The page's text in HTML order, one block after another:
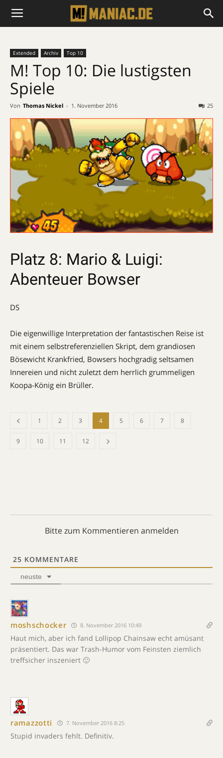
Extended Archiv Top 10
M! Top 10: Die lustigsten
Spiele
Von Thomas Nickel - 1. November 2016 25
Platz 8: Mario & Luigi:
Abenteuer Bowser
DS
Die eigenwillige Interpretation der fantastischen Reise ist
mit einem selbstreferenziellen Skript, dem grandiosen
Bösewicht Krankfried, Bowsers hochgradig seltsamen
Innereien und nicht zuletzt dem herrlich grummeligen
Koopa-König ein Brüller.
1 2 3 4 5 6 7 8
9 10 11 12
Bitte zum Kommentieren anmelden
25 KOMMENTARE
neuste
moshschocker 8. November 2016 10:49
Haut mich, aber ich fand Lollipop Chainsaw echt amüsant
präsentiert. Das war Trash-Humor vom Feinsten ziemlich
treffsicher inszeniert 🙂
ramazzotti 7. November 2016 8:25
Stupid invaders fehlt. Definitiv.